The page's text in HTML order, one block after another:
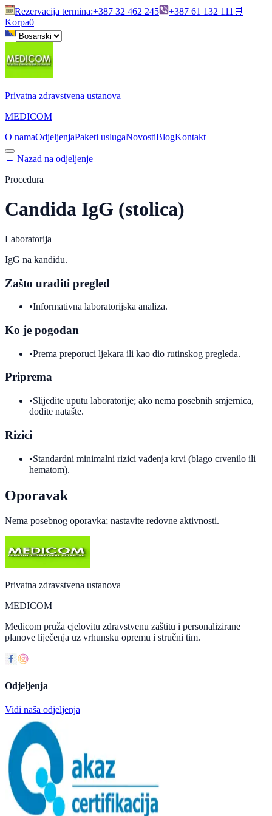
Rezervacija termina:+387 32 462 245 +387 61 132 111 🛒
Korpa0
Privatna zdravstvena ustanova
MEDICOM
O namaOdjeljenjaPaketi uslugaNovostiBlogKontakt
← Nazad na odjeljenje
Procedura
Candida IgG (stolica)
Laboratorija
IgG na kandidu.
Zašto uraditi pregled
•Informativna laboratorijska analiza.
Ko je pogodan
•Prema preporuci ljekara ili kao dio rutinskog pregleda.
Priprema
•Slijedite uputu laboratorije; ako nema posebnih smjernica,
dođite natašte.
Rizici
•Standardni minimalni rizici vađenja krvi (blago crvenilo ili
hematom).
Oporavak
Nema posebnog oporavka; nastavite redovne aktivnosti.
Privatna zdravstvena ustanova
MEDICOM
Medicom pruža cjelovitu zdravstvenu zaštitu i personalizirane
planove liječenja uz vrhunsku opremu i stručni tim.
Odjeljenja
Vidi naša odjeljenja